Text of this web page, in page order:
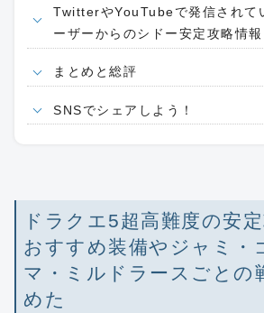
TwitterやYouTubeで発信されて
ーザーからのシドー安定攻略情報
まとめと総評
SNSでシェアしよう！
ドラクエ5超高難度の安定
おすすめ装備やジャミ・
マ・ミルドラースごとの
めた